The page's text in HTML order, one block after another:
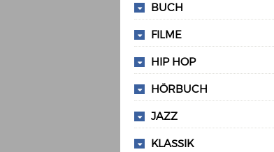
BUCH
FILME
HIP HOP
HÖRBUCH
JAZZ
KLASSIK